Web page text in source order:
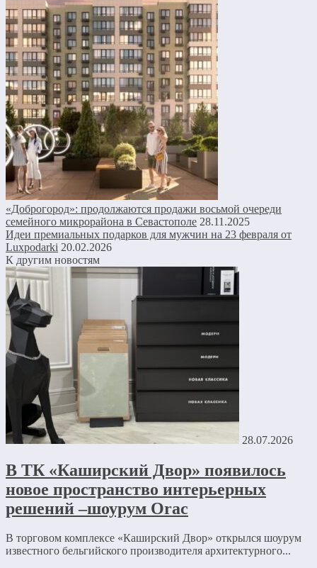
«Доброгород»: продолжаются продажи восьмой очереди
семейного микрорайона в Севастополе 28.11.2025
Идеи премиальных подарков для мужчин на 23 февраля от
Luxpodarki 20.02.2026
К другим новостям
28.07.2026
В ТК «Каширский Двор» появилось
новое пространство интерьерных
решений –шоурум Orac
В торговом комплексе «Каширский Двор» открылся шоурум
известного бельгийского производителя архитектурного...